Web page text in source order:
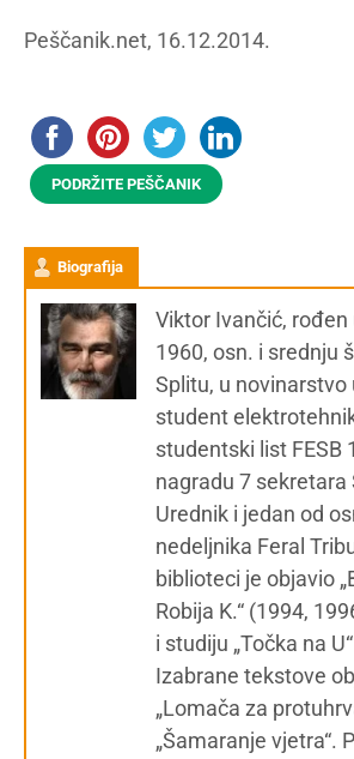
Peščanik.net, 16.12.2014.
PODRŽITE PEŠČANIK
Biografija
Viktor Ivančić, rođen
1960, osn. i srednju
Splitu, u novinarstvo
student
studentski list FESB
nagradu 7 sekretara
Urednik i jedan od
nedeljnika Feral
biblioteci je objavio
Robija K.“ (1994,
i studiju „Točka na
Izabrane tekstove
„Lomača za
„Šamaranje vjetra“.